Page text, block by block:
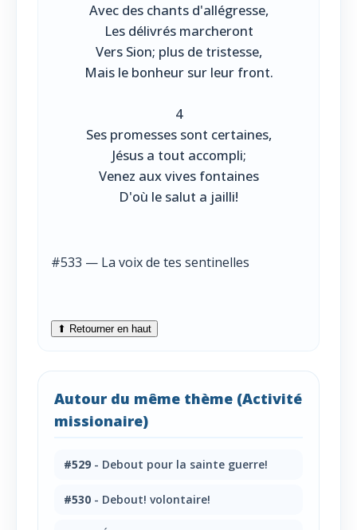
Avec des chants d'allégresse,
Les délivrés marcheront
Vers Sion; plus de tristesse,
Mais le bonheur sur leur front.
4
Ses promesses sont certaines,
Jésus a tout accompli;
Venez aux vives fontaines
D'où le salut a jailli!
#533 — La voix de tes sentinelles
⬆ Retourner en haut
Autour du même thème (Activité
missionaire)
#529 - Debout pour la sainte guerre!
#530 - Debout! volontaire!